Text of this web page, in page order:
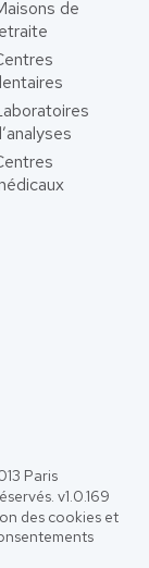
de
Paris
v1.0.169
des cookies et